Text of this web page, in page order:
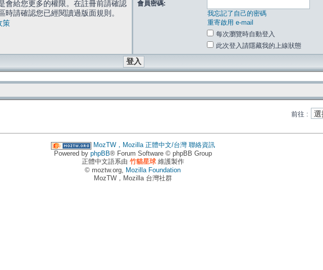
會給您更多的權限。在註冊前請確認
請確認您已經閱讀過版面規則。
策
會員密碼:
我忘記了自己的密碼
重寄啟用 e-mail
每次瀏覽時自動登入
此次登入請隱藏我的上線狀態
前往 :
MozTW，Mozilla 正體中文/台灣 聯絡資訊
Powered by phpBB® Forum Software © phpBB Group
正體中文語系由 竹貓星球維護製作
© moztw.org, Mozilla Foundation
MozTW，Mozilla 台灣社群